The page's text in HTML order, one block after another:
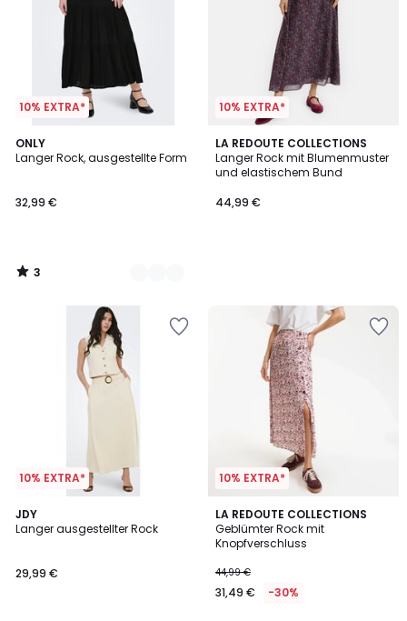
10% EXTRA*
ONLY
Langer Rock, ausgestellte Form
32,99 €
3
/
2
Farben
3
/
10% EXTRA*
LA REDOUTE COLLECTIONS
Langer Rock mit Blumenmuster
und elastischem Bund
44,99 €
10% EXTRA*
JDY
Langer ausgestellter Rock
29,99 €
10% EXTRA*
LA REDOUTE COLLECTIONS
Geblümter Rock mit
Knopfverschluss
44,99 €
31,49 € -30%
3,2
/ 5